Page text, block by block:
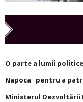
O parte a lumii
Napoca pentru a
Ministerul Dezvoltării